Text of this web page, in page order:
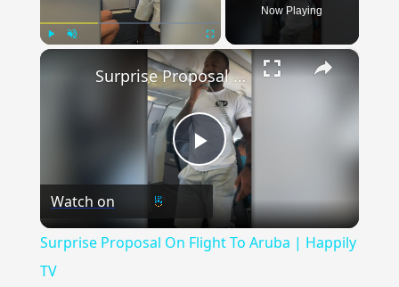
Fullscreen
Now Playing
×
Play
Video
Surprise Proposal On Flight To Aruba | Happily TV
Watch on
Surprise Proposal On Flight To Aruba | Happily
TV